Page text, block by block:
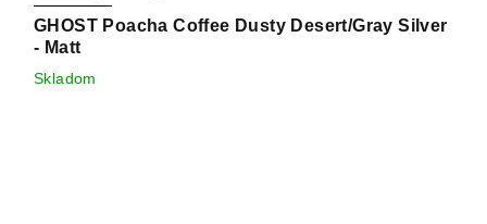
GHOST Poacha Coffee Dusty Desert/Gray Silver
- Matt
Skladom